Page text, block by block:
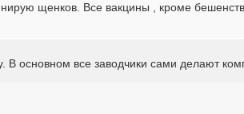
щенков. Все вакцины , кроме
В основном все заводчики сами делают